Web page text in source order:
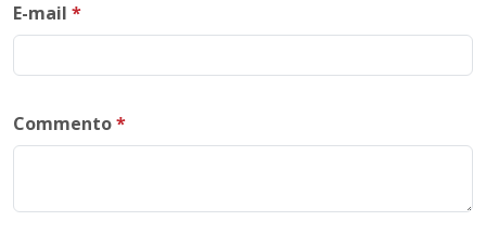
E-mail *
Commento*